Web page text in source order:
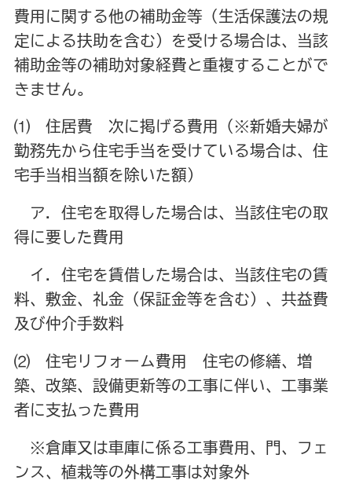
費用に関する他の補助金等（生活保護法の規
定による扶助を含む）を受ける場合は、当該
補助金等の補助対象経費と重複することがで
きません。
⑴ 住居費 次に掲げる費用（※新婚夫婦が
勤務先から住宅手当を受けている場合は、住
宅手当相当額を除いた額）
ア．住宅を取得した場合は、当該住宅の取
得に要した費用
イ．住宅を賃借した場合は、当該住宅の賃
料、敷金、礼金（保証金等を含む）、共益費
及び仲介手数料
⑵ 住宅リフォーム費用 住宅の修繕、増
築、改築、設備更新等の工事に伴い、工事業
者に支払った費用
※倉庫又は車庫に係る工事費用、門、フェ
ンス、植栽等の外構工事は対象外